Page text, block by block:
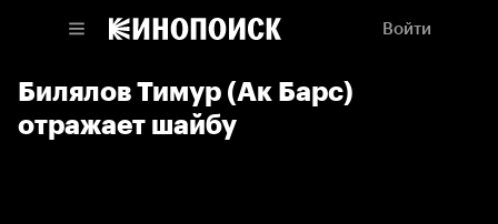
Войти
Билялов Тимур (Ак Барс)
отражает шайбу